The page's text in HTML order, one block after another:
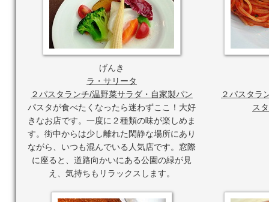
げんき
ラ・サリータ
２パスタランチ/温野菜サラダ・自家製パン
パスタが食べたくなったら迷わずここ！大好
きなお店です。一度に２種類の味が楽しめま
す。街中からは少し離れた閑静な場所にあり
ながら、いつも混んでいる人気店です。窓際
に座ると、道路向かいにある公園の緑が見
え、気持ちもリラックスします。
２パスタラ
ス